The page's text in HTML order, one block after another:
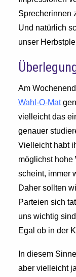
Sprecherinnen
Und natürlich
unser
Am
Wahl-O-Mat
vielleicht das
genauer
Vielleicht habt
möglichst hohe
scheint, immer
Daher sollten
Parteien sich
uns wichtig
Egal ob in der
In diesem
aber vielleicht